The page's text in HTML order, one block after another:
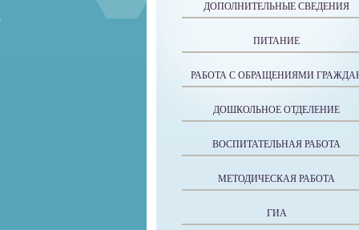
ДОПОЛНИТЕЛЬНЫЕ СВЕДЕНИЯ
ПИТАНИЕ
РАБОТА С ОБРАЩЕНИЯМИ
ДОШКОЛЬНОЕ ОТДЕЛЕНИЕ
ВОСПИТАТЕЛЬНАЯ РАБОТА
МЕТОДИЧЕСКАЯ РАБОТА
ГИА